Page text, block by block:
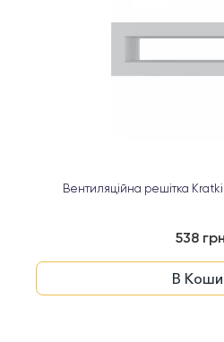
Вентиляційна решітка Kratki
538 грн
В